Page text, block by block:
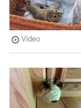
Video